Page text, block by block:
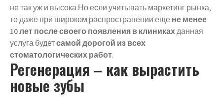
не так уж и высока.Но если учитывать маркетинг рынка,
то даже при широком распространении ещене менее
10 лет после своего появления в клиникахданная
услуга будетсамой дорогой из всех
стоматологических работ.
Регенерация – как вырастить
новые зубы